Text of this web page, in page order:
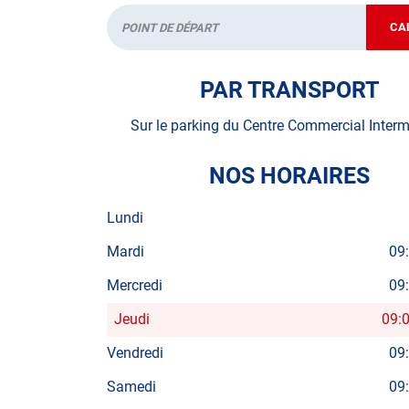
Départ
PAR TRANSPORT
Sur le parking du Centre Commercial
NOS HORAIRES
Lundi
Mardi
Mercredi
Horaires
d'ouverture
Jeudi
Vendredi
Samedi